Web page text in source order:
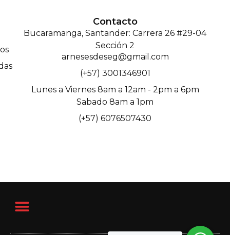
Contacto
Bucaramanga, Santander: Carrera 26 #29-04
Sección 2
arnesesdeseg@gmail.com
(+57) 3001346901
Lunes a Viernes 8am a 12am - 2pm a 6pm
Sabado 8am a 1pm
(+57) 6076507430